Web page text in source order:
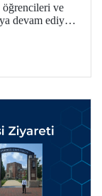
öğrencileri ve
devam ediyor.
devam